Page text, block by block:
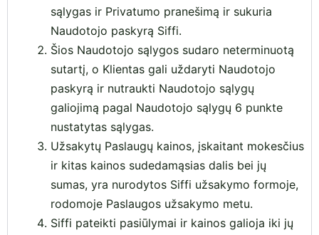
sąlygas ir Privatumo pranešimą ir sukuria
Naudotojo paskyrą Siffi.
Šios Naudotojo sąlygos sudaro neterminuotą
sutartį, o Klientas gali uždaryti Naudotojo
paskyrą ir nutraukti Naudotojo sąlygų
galiojimą pagal Naudotojo sąlygų 6 punkte
nustatytas sąlygas.
Užsakytų Paslaugų kainos, įskaitant mokesčius
ir kitas kainos sudedamąsias dalis bei jų
sumas, yra nurodytos Siffi užsakymo formoje,
rodomoje Paslaugos užsakymo metu.
Siffi pateikti pasiūlymai ir kainos galioja iki jų